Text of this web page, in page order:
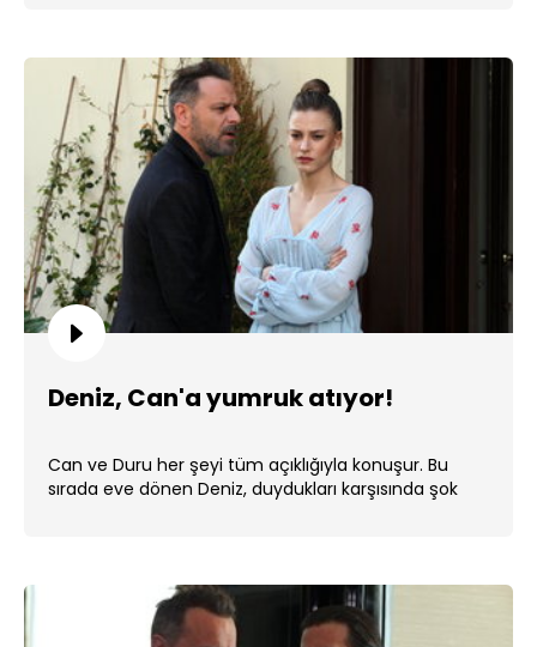
Deniz, Can'a yumruk atıyor!
Can ve Duru her şeyi tüm açıklığıyla konuşur. Bu
sırada eve dönen Deniz, duydukları karşısında şok